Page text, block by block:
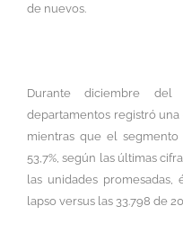
de nuevos.
Durante diciembre
departamentos registró una
mientras que el
53,7%, según las últimas
las unidades promesadas,
lapso versus las 33.798 de